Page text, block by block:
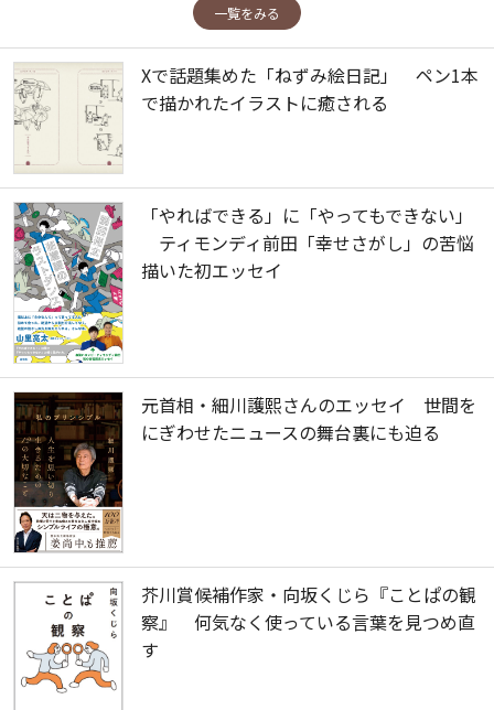
一覧をみる
Xで話題集めた「ねずみ絵日記」 ペン1本
で描かれたイラストに癒される
「やればできる」に「やってもできない」
ティモンディ前田「幸せさがし」の苦悩
描いた初エッセイ
元首相・細川護熙さんのエッセイ 世間を
にぎわせたニュースの舞台裏にも迫る
芥川賞候補作家・向坂くじら『ことぱの観
察』 何気なく使っている言葉を見つめ直
す